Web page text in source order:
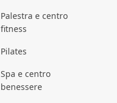
Palestra e centro
fitness
Pilates
Spa e centro
benessere